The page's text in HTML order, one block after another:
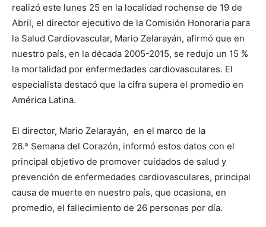
realizó este lunes 25 en la localidad rochense de 19 de
Abril, el director ejecutivo de la Comisión Honoraria para
la Salud Cardiovascular, Mario Zelarayán, afirmó que en
nuestro país, en la década 2005-2015, se redujo un 15 %
la mortalidad por enfermedades cardiovasculares. El
especialista destacó que la cifra supera el promedio en
América Latina.
El director, Mario Zelarayán, en el marco de la
26.ª Semana del Corazón, informó estos datos con el
principal objetivo de promover cuidados de salud y
prevención de enfermedades cardiovasculares, principal
causa de muerte en nuestro país, que ocasiona, en
promedio, el fallecimiento de 26 personas por día.